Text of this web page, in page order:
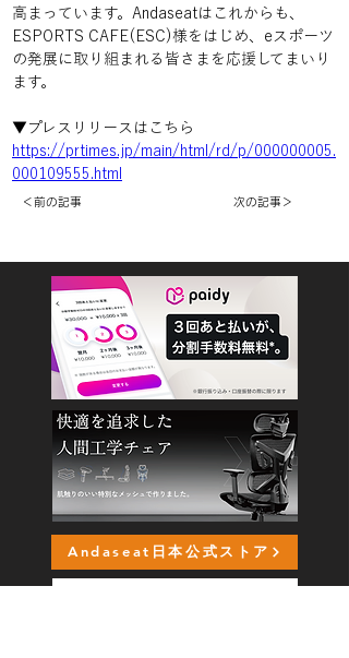
高まっています。Andaseatはこれからも、
ESPORTS CAFE(ESC)様をはじめ、eスポーツ
の発展に取り組まれる皆さまを応援してまいり
ます。
▼プレスリリースはこちら
https://prtimes.jp/main/html/rd/p/000000005.
000109555.html
＜前の記事 次の記事＞
Andaseat日本公式ストア